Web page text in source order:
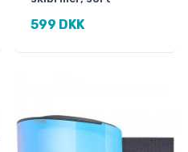
599 DKK